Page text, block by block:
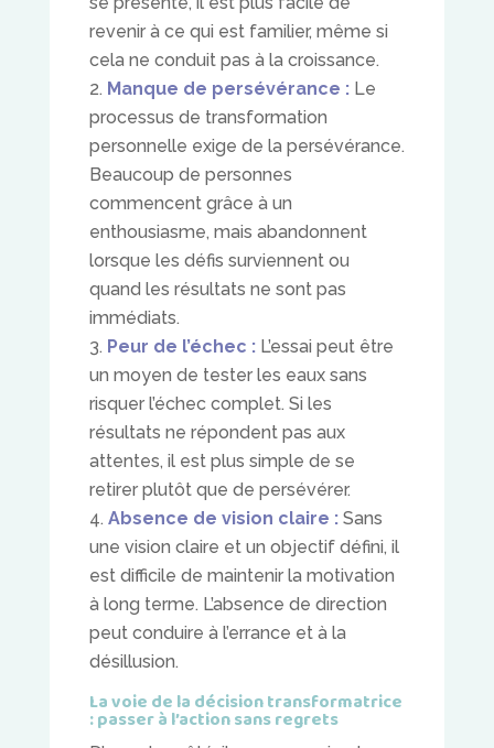
revenir à ce qui est familier, même si
cela ne conduit pas à la croissance.
Manque de persévérance :Le
processus de transformation
personnelle exige de la persévérance.
Beaucoup de personnes
commencent grâce à un
enthousiasme, mais abandonnent
lorsque les défis surviennent ou
quand les résultats ne sont pas
immédiats.
Peur de l’échec :L’essai peut être
un moyen de tester les eaux sans
risquer l’échec complet. Si les
résultats ne répondent pas aux
attentes, il est plus simple de se
retirer plutôt que de persévérer.
Absence de vision claire :Sans
une vision claire et un objectif défini, il
est difficile de maintenir la motivation
à long terme. L’absence de direction
peut conduire à l’errance et à la
désillusion.
La voie de la décision transformatrice
: passer à l’action sans regrets